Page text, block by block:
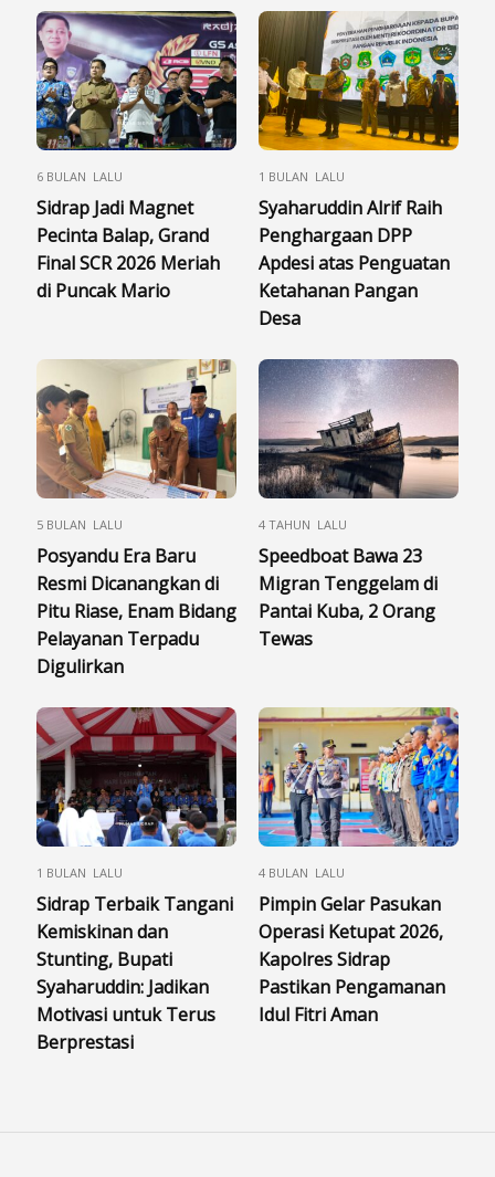
6 BULAN LALU
Sidrap Jadi Magnet
Pecinta Balap, Grand
Final SCR 2026 Meriah
di Puncak Mario
1 BULAN LALU
Syaharuddin Alrif Raih
Penghargaan DPP
Apdesi atas Penguatan
Ketahanan Pangan
Desa
5 BULAN LALU
Posyandu Era Baru
Resmi Dicanangkan di
Pitu Riase, Enam Bidang
Pelayanan Terpadu
Digulirkan
4 TAHUN LALU
Speedboat Bawa 23
Migran Tenggelam di
Pantai Kuba, 2 Orang
Tewas
1 BULAN LALU
Sidrap Terbaik Tangani
Kemiskinan dan
Stunting, Bupati
Syaharuddin: Jadikan
Motivasi untuk Terus
Berprestasi
4 BULAN LALU
Pimpin Gelar Pasukan
Operasi Ketupat 2026,
Kapolres Sidrap
Pastikan Pengamanan
Idul Fitri Aman